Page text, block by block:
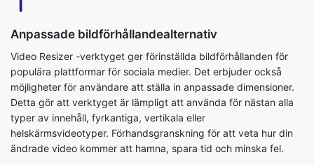
Anpassade bildförhållandealternativ
Video Resizer -verktyget ger förinställda bildförhållanden för
populära plattformar för sociala medier. Det erbjuder också
möjligheter för användare att ställa in anpassade dimensioner.
Detta gör att verktyget är lämpligt att använda för nästan alla
typer av innehåll, fyrkantiga, vertikala eller
helskärmsvideotyper. Förhandsgranskning för att veta hur din
ändrade video kommer att hamna, spara tid och minska fel.